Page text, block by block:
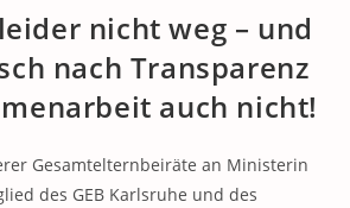
nicht weg – und
nach Transparenz
auch nicht!
Gesamtelternbeiräte an Ministerin
des GEB Karlsruhe und des